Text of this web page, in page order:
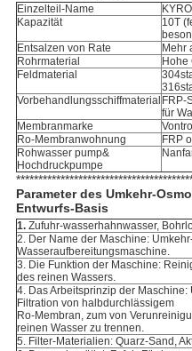
Einzelteil-Name
Kapazität
10T
Entsalzen von Rate
Mehr
Rohrmaterial
Hohe
Feldmaterial
Vorbehandlungsschiffmaterial FRP-
für
Membranmarke
Ro-Membranwohnung
FRP
Rohwasser pump&
Hochdruckpumpe
Parameter des Umkehr-
Entwurfs-Basis
1. Zufuhr-wasserhahnwasser,
2. Der Name der Maschine:
Wasseraufbereitungsmaschine.
3. Die Funktion der Maschine:
des reinen Wassers.
4. Das Arbeitsprinzip der
Filtration von halbdurchlässigem
Ro-Membran, zum von
reinen Wasser zu trennen.
5. Filter-Materialien: Quarz-Sand,